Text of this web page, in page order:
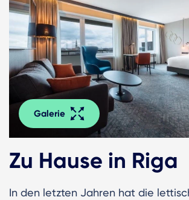
Galerie
Zu Hause in Riga
In den letzten Jahren hat die